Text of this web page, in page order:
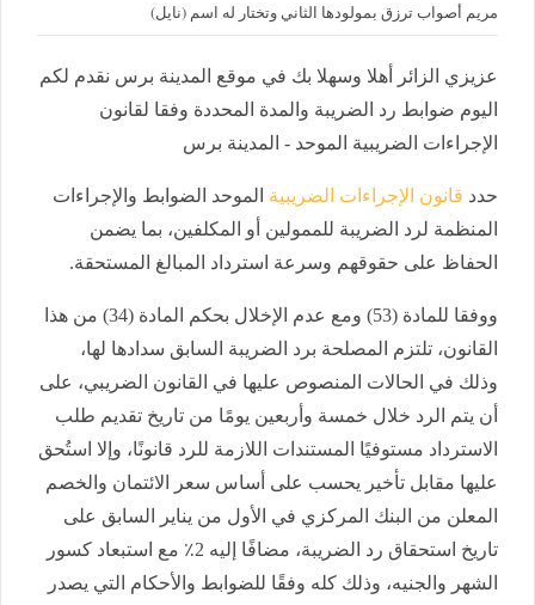
مريم أصواب ترزق بمولودها الثاني وتختار له اسم (نايل)
عزيزي الزائر أهلا وسهلا بك في موقع المدينة برس نقدم لكم
اليوم ضوابط رد الضريبة والمدة المحددة وفقا لقانون
الإجراءات الضريبية الموحد - المدينة برس
حدد قانون الإجراءات الضريبية الموحد الضوابط والإجراءات
المنظمة لرد الضريبة للممولين أو المكلفين، بما يضمن
الحفاظ على حقوقهم وسرعة استرداد المبالغ المستحقة.
ووفقا للمادة (53) ومع عدم الإخلال بحكم المادة (34) من هذا
القانون، تلتزم المصلحة برد الضريبة السابق سدادها لها،
وذلك في الحالات المنصوص عليها في القانون الضريبي، على
أن يتم الرد خلال خمسة وأربعين يومًا من تاريخ تقديم طلب
الاسترداد مستوفيًا المستندات اللازمة للرد قانونًا، وإلا استُحق
عليها مقابل تأخير يحسب على أساس سعر الائتمان والخصم
المعلن من البنك المركزي في الأول من يناير السابق على
تاريخ استحقاق رد الضريبة، مضافًا إليه 2٪ مع استبعاد كسور
الشهر والجنيه، وذلك كله وفقًا للضوابط والأحكام التي يصدر